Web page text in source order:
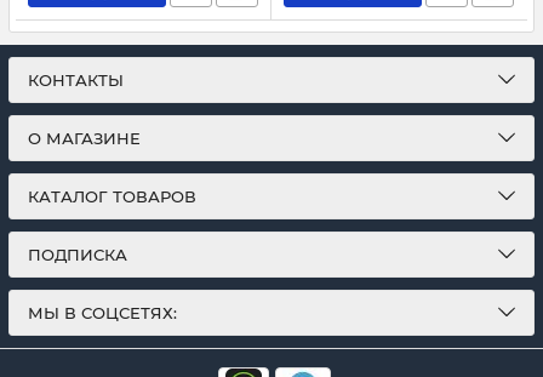
КОНТАКТЫ
О МАГАЗИНЕ
КАТАЛОГ ТОВАРОВ
ПОДПИСКА
МЫ В СОЦСЕТЯХ: